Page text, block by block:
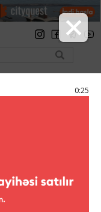
0:24
Citylife Magazine